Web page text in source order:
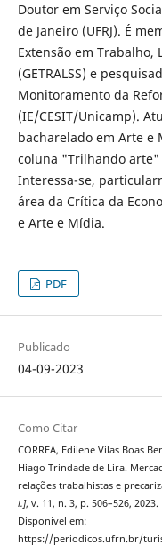
Doutor em Serviço
de Janeiro (UFRJ). É
Extensão em Trabalho,
(GETRALSS) e
Monitoramento da
(IE/CESIT/Unicamp).
bacharelado em Arte e
coluna "Trilhando arte"
Interessa-se,
área da Crítica da
e Arte e Mídia.
PDF
Publicado
04-09-2023
Como Citar
CORREA, Edilene Vilas Boas
Hiago Trindade de Lira.
relações trabalhistas e
l.], v. 11, n. 3, p. 506–526,
Disponível em:
https://periodicos.ufrn.br/